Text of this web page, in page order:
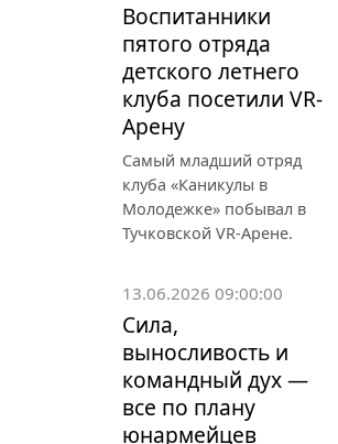
Воспитанники
пятого отряда
детского летнего
клуба посетили VR-
Арену
Самый младший отряд
клуба «Каникулы в
Молодежке» побывал в
Тучковской VR-Арене.
13.06.2026 09:00:00
Сила,
выносливость и
командный дух —
все по плану
юнармейцев